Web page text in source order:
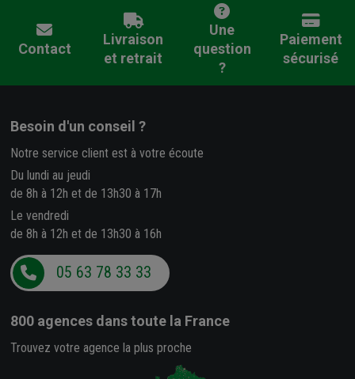
Contact
Livraison
et retrait
Une
question
?
Paiement
sécurisé
Besoin d'un conseil ?
Notre service client est à votre écoute
Du lundi au jeudi
de 8h à 12h et de 13h30 à 17h
Le vendredi
de 8h à 12h et de 13h30 à 16h
05 63 78 33 33
800 agences dans toute la France
Trouvez votre agence la plus proche